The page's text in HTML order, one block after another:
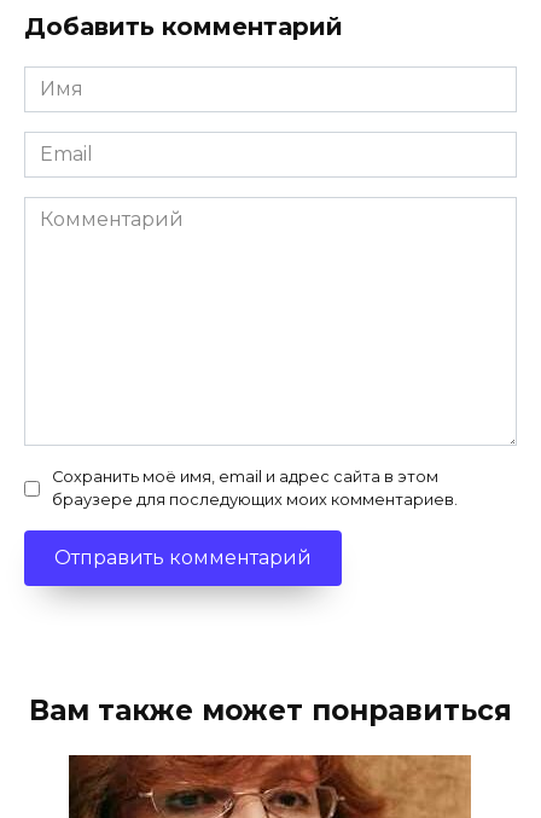
Добавить комментарий
Имя
*
Email
*
Комментарий
Сохранить моё имя, email и адрес сайта в этом
браузере для последующих моих комментариев.
Вам также может понравиться